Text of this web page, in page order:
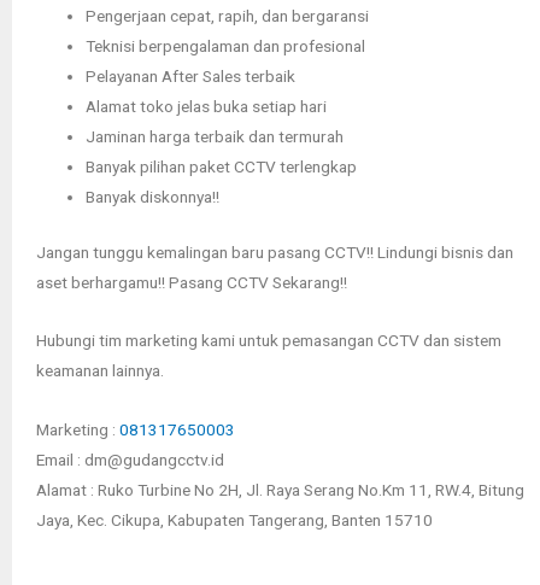
Pengerjaan cepat, rapih, dan bergaransi
Teknisi berpengalaman dan profesional
Pelayanan After Sales terbaik
Alamat toko jelas buka setiap hari
Jaminan harga terbaik dan termurah
Banyak pilihan paket CCTV terlengkap
Banyak diskonnya!!
Jangan tunggu kemalingan baru pasang CCTV!! Lindungi bisnis dan
aset berhargamu!! Pasang CCTV Sekarang!!
Hubungi tim marketing kami untuk pemasangan CCTV dan sistem
keamanan lainnya.
Marketing : 081317650003
Email : dm@gudangcctv.id
Alamat : Ruko Turbine No 2H, Jl. Raya Serang No.Km 11, RW.4, Bitung
Jaya, Kec. Cikupa, Kabupaten Tangerang, Banten 15710